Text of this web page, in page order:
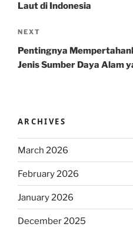
Laut di Indonesia
Next
Post
NEXT
Pentingnya
Jenis Sumber Daya Alam
ARCHIVES
March 2026
February 2026
January 2026
December 2025